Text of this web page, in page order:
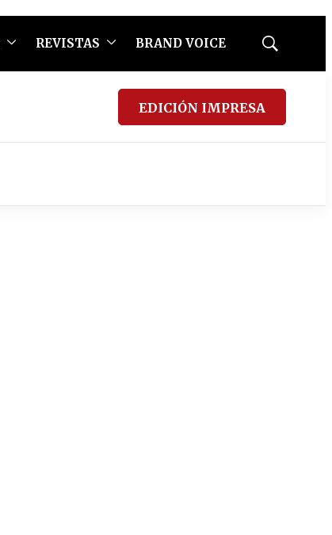
REVISTAS BRAND VOICE
Mostrar
EDICIÓN IMPRESA